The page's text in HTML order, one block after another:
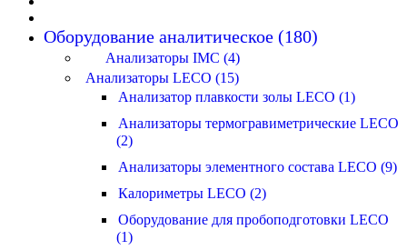
Оборудование аналитическое (180)
Анализаторы IMC (4)
Анализаторы LECO (15)
Анализатор плавкости золы LECO (1)
Анализаторы термогравиметрические LECO
(2)
Анализаторы элементного состава LECO (9)
Калориметры LECO (2)
Оборудование для пробоподготовки LECO
(1)